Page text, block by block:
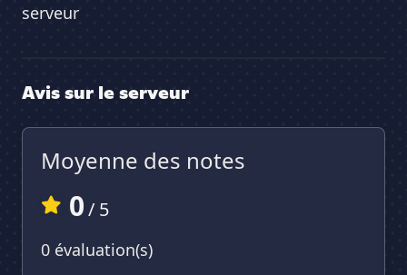
serveur
Avis sur le serveur
Moyenne des notes
0/ 5
0 évaluation(s)